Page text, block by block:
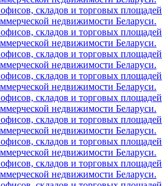
складов и торговых площадей
недвижимости Беларуси.
складов и торговых площадей
недвижимости Беларуси.
складов и торговых площадей
недвижимости Беларуси.
складов и торговых площадей
недвижимости Беларуси.
складов и торговых площадей
недвижимости Беларуси.
складов и торговых площадей
недвижимости Беларуси.
складов и торговых площадей
недвижимости Беларуси.
складов и торговых площадей
недвижимости Беларуси.